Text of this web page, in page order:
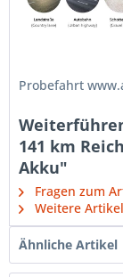
Probefahrt
141 km
Akku"
Fragen zum
Weitere
Ähnliche Artikel